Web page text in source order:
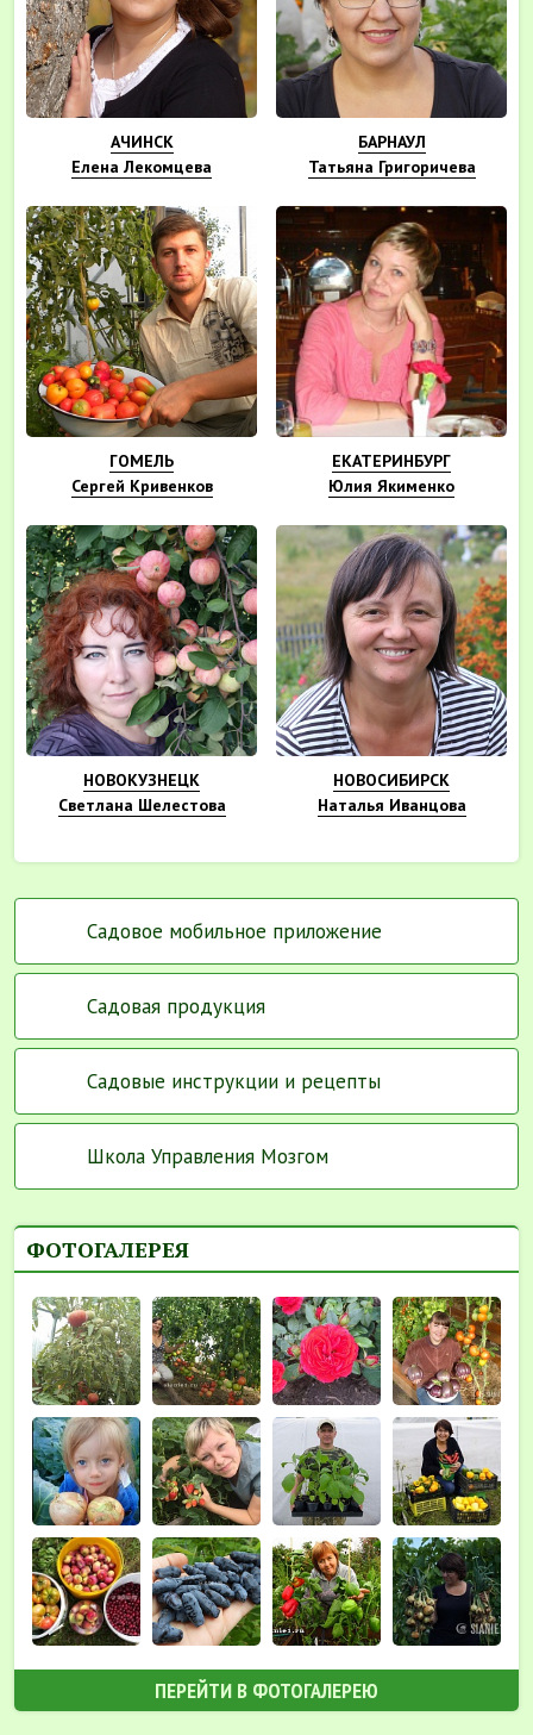
АЧИНСК
Елена Лекомцева
БАРНАУЛ
Татьяна Григоричева
ГОМЕЛЬ
Сергей Кривенков
ЕКАТЕРИНБУРГ
Юлия Якименко
НОВОКУЗНЕЦК
Светлана Шелестова
НОВОСИБИРСК
Наталья Иванцова
Садовое мобильное приложение
Садовая продукция
Садовые инструкции и рецепты
Школа Управления Мозгом
ФОТОГАЛЕРЕЯ
ПЕРЕЙТИ В ФОТОГАЛЕРЕЮ